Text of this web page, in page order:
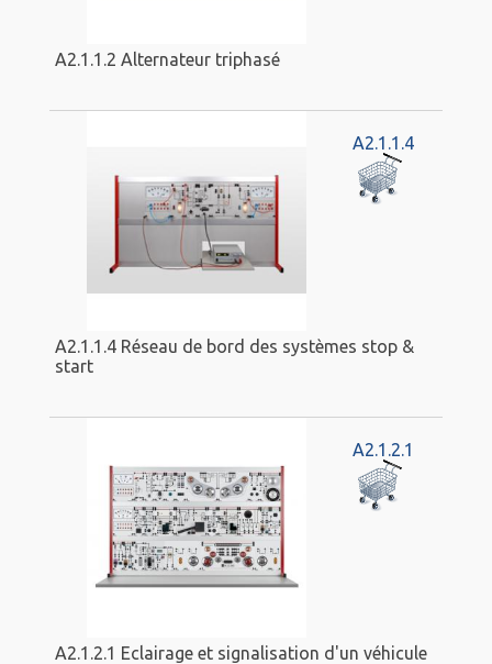
A2.1.1.2 Alternateur triphasé
A2.1.1.4
A2.1.1.4 Réseau de bord des systèmes stop &
start
A2.1.2.1
A2.1.2.1 Eclairage et signalisation d'un véhicule